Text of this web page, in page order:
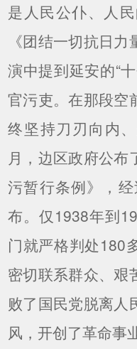
是人民公仆、人
《团结一切抗日
演中提到延安的“
官污吏。在那段空
终坚持刀刃向内
月，边区政府公布
污暂行条例》，
布。仅1938年到
门就严格判处180
密切联系群众、艰
败了国民党脱离人
风，开创了革命事